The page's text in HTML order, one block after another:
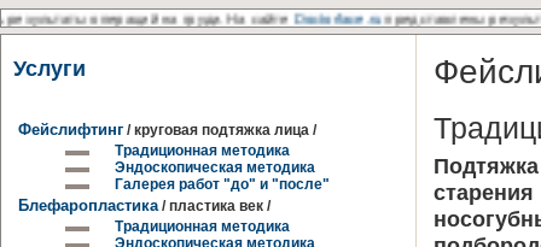
операций на груди. На сайтеDoctorface.ruпредставлены
Услуги
Фейслифтинг / круговая подтяжка лица /
Традиционная методика
Эндоскопическая методика
Галерея работ "до" и "после"
Блефаропластика / пластика век /
Традиционная методика
Эндоскопическая методика